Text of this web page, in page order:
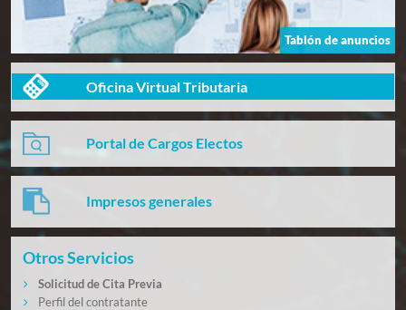
Tablón de anuncios
Oficina Virtual Tributaria
Portal de Cargos Electos
Impresos generales
Otros Servicios
Solicitud de Cita Previa
Perfil del contratante